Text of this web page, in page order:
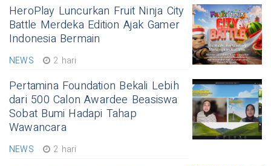
HeroPlay Luncurkan Fruit Ninja City
Battle Merdeka Edition Ajak Gamer
Indonesia Bermain
NEWS 2 hari
Pertamina Foundation Bekali Lebih
dari 500 Calon Awardee Beasiswa
Sobat Bumi Hadapi Tahap
Wawancara
NEWS 2 hari